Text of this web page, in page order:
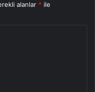
alanlar * ile